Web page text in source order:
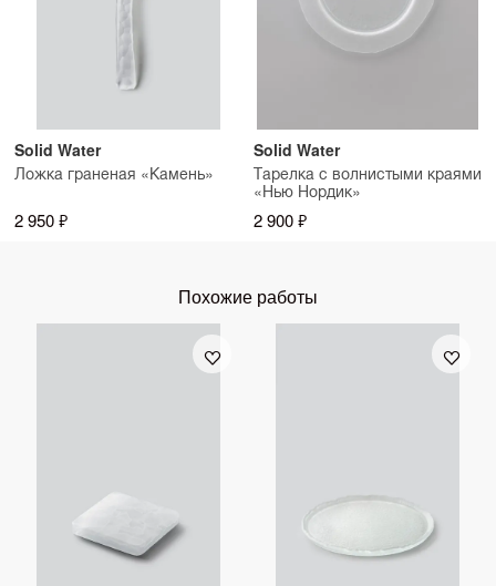
Solid Water
Ложка граненая «Камень»
2 950 ₽
Solid Water
Тарелка с волнистыми краями
«Нью Нордик»
2 900 ₽
Похожие работы